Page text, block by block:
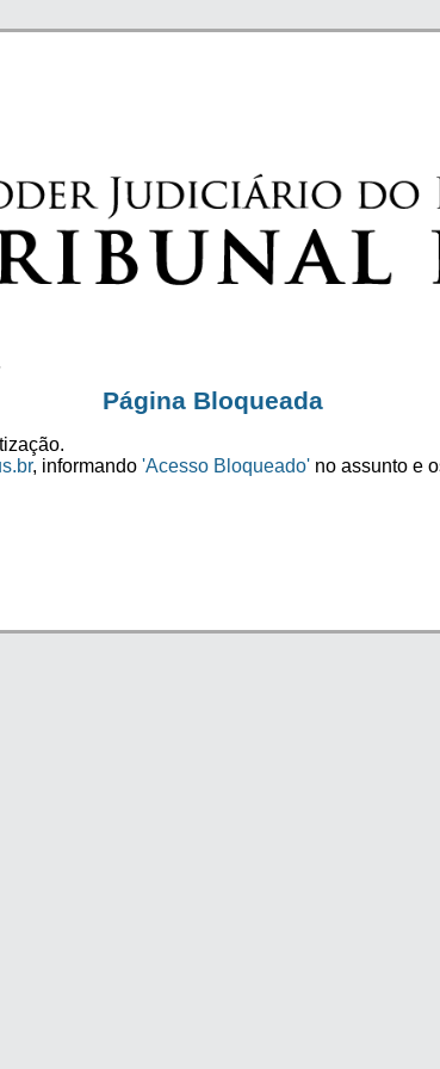
Página Bloqueada
, informando 'Acesso Bloqueado' no assunto e